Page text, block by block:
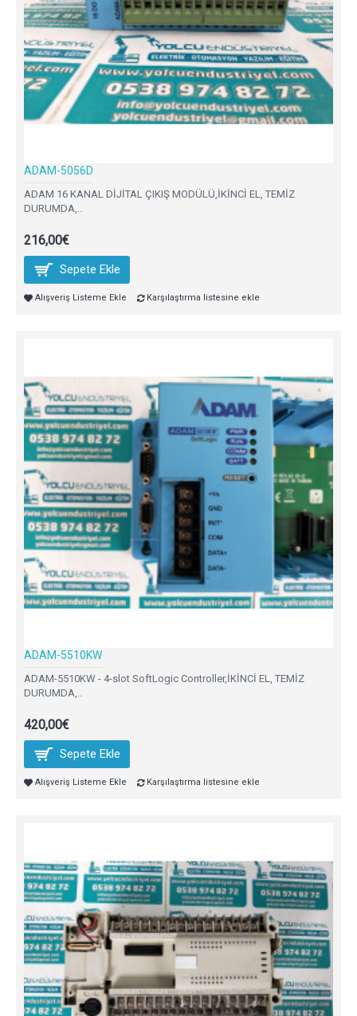
ADAM-5056D
ADAM 16 KANAL DİJİTAL ÇIKIŞ MODÜLÜ,İKİNCİ EL, TEMİZ
DURUMDA,..
216,00€
Sepete Ekle
Alışveriş Listeme Ekle Karşılaştırma listesine ekle
ADAM-5510KW
ADAM-5510KW - 4-slot SoftLogic Controller,İKİNCİ EL, TEMİZ
DURUMDA,..
420,00€
Sepete Ekle
Alışveriş Listeme Ekle Karşılaştırma listesine ekle